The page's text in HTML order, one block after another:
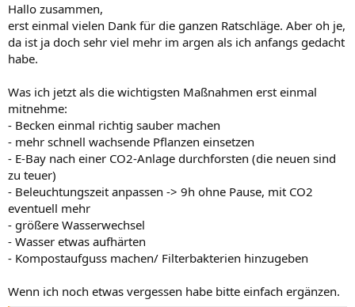
Hallo zusammen,
erst einmal vielen Dank für die ganzen Ratschläge. Aber oh je,
da ist ja doch sehr viel mehr im argen als ich anfangs gedacht
habe.
Was ich jetzt als die wichtigsten Maßnahmen erst einmal
mitnehme:
- Becken einmal richtig sauber machen
- mehr schnell wachsende Pflanzen einsetzen
- E-Bay nach einer CO2-Anlage durchforsten (die neuen sind
zu teuer)
- Beleuchtungszeit anpassen -> 9h ohne Pause, mit CO2
eventuell mehr
- größere Wasserwechsel
- Wasser etwas aufhärten
- Kompostaufguss machen/ Filterbakterien hinzugeben
Wenn ich noch etwas vergessen habe bitte einfach ergänzen.